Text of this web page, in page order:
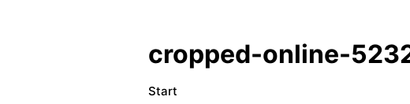
cropped-online-
Start